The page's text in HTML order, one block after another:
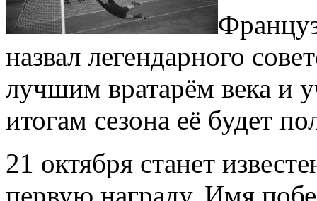
назвал легендарного
лучшим вратарём века и
итогам сезона её будет
21 октября станет
первую награду. Имя